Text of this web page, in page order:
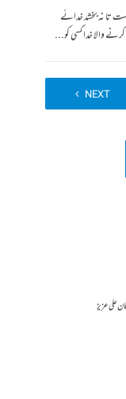
تا نہ بخشد خدائے
والا خدا کسی کو...
NEXT
علی عزیز